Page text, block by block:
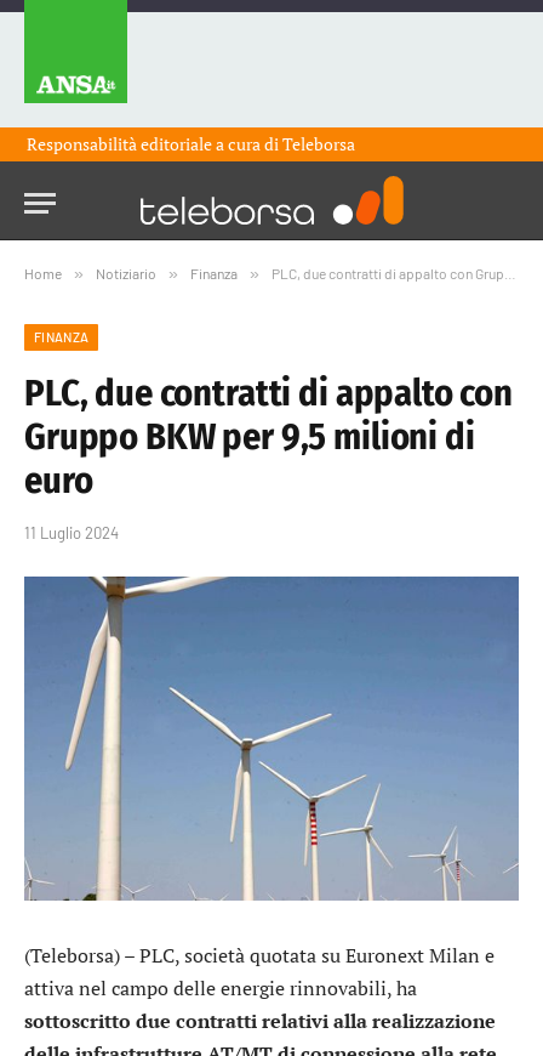
Responsabilità editoriale a cura diTeleborsa
Home » Notiziario » Finanza » PLC, due contratti di appalto con Gruppo BKW per 9,5 milioni di euro
FINANZA
PLC, due contratti di appalto con
Gruppo BKW per 9,5 milioni di
euro
11 Luglio 2024
(Teleborsa) –PLC, società quotata su Euronext Milan e
attiva nel campo delle energie rinnovabili, ha
sottoscritto due contratti relativi alla realizzazione